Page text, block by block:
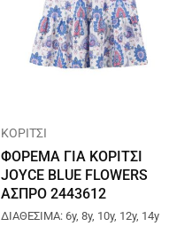
ΚΟΡΙΤΣΙ
ΦΟΡΕΜΑ ΓΙΑ ΚΟΡΙΤΣΙ
JOYCE BLUE FLOWERS
ΑΣΠΡΟ 2443612
ΔΙΑΘΕΣΙΜΑ: 6y, 8y, 10y, 12y, 14y